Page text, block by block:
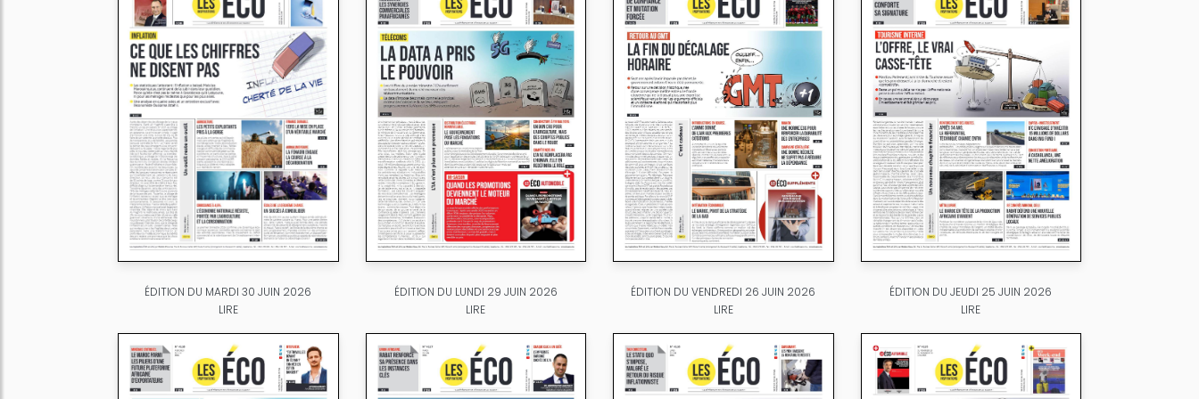
ÉDITION DU MARDI 30 JUIN 2026
LIRE
ÉDITION DU LUNDI 29 JUIN 2026
LIRE
ÉDITION DU VENDREDI 26 JUIN 2026
LIRE
ÉDITION DU JEUDI 25 JUIN 2026
LIRE